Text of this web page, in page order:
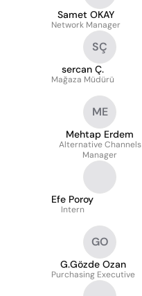
Samet OKAY
Network Manager
SÇ
sercan Ç.
Mağaza Müdürü
ME
Mehtap Erdem
Alternative Channels
Manager
Efe Poroy
Intern
GO
G.Gözde Ozan
Purchasing Executive